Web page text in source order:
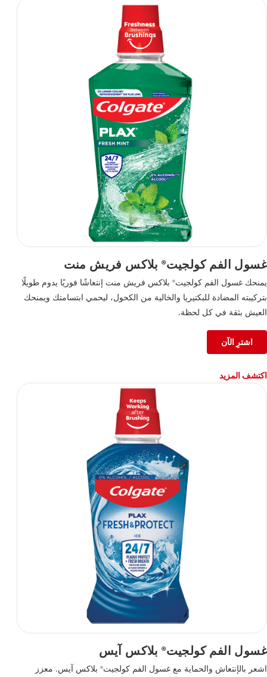
غسول الفم كولجيت®بلاكس فريش منت
يمنحك غسول الفم كولجيت® بلاكس فريش منت إنتعاشًا فوريًا يدوم طويلًا
بتركيبته المضادة للبكتيريا والخالية من الكحول، ليحمي ابتسامتك ويمنحك
العيش بثقة في كل لحظة.
اشترِ الآن
اكتشف المزيد
غسول الفم كولجيت®بلاكس آيس
اشعر بالإنتعاش والحماية مع غسول الفم كولجيت® بلاكس آيس. معزز